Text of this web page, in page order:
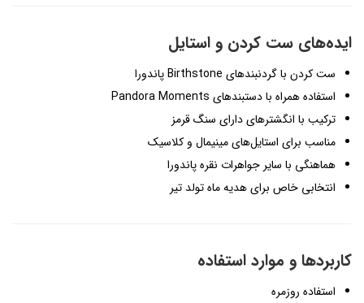
ایده‌های ست کردن و استایل
ست کردن با گردنبندهای Birthstone پاندورا
استفاده همراه با دستبندهای Pandora Moments
ترکیب با انگشترهای دارای سنگ قرمز
مناسب برای استایل‌های مینیمال و کلاسیک
هماهنگی با سایر جواهرات نقره پاندورا
انتخابی خاص برای هدیه ماه تولد تیر
کاربردها و موارد استفاده
استفاده روزمره